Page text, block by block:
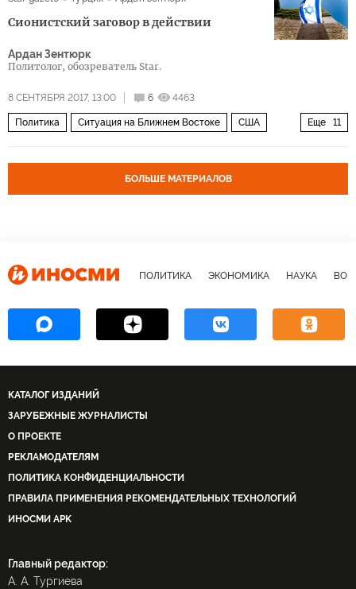
Международный олимпийский комитет (МОК)
расследование
Сионистский заговор в действии
Ардан Зентюрк
Политолог, обозреватель Star.
8 СЕНТЯБРЯ 2017, 13:00 6 4463
Еще 11
Политика Ситуация на Ближнем Востоке США
Персидский Залив Реджеп Тайип Эрдоган
БОЛЬШЕ МАТЕРИАЛОВ
ПОЛИТИКА ЭКОНОМИКА НАУКА
КАТАЛОГ ИЗДАНИЙ
ЗАРУБЕЖНЫЕ ЖУРНАЛИСТЫ
О ПРОЕКТЕ
РЕКЛАМОДАТЕЛЯМ
ПОЛИТИКА КОНФИДЕНЦИАЛЬНОСТИ
ПРАВИЛА ПРИМЕНЕНИЯ РЕКОМЕНДАТЕЛЬНЫХ ТЕХНОЛОГИЙ
ИНОСМИ APK
Главный редактор:
А. А. Тургиева